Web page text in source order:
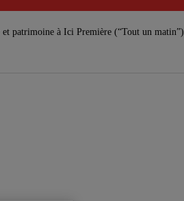
et patrimoine à Ici Première (“Tout un matin”)